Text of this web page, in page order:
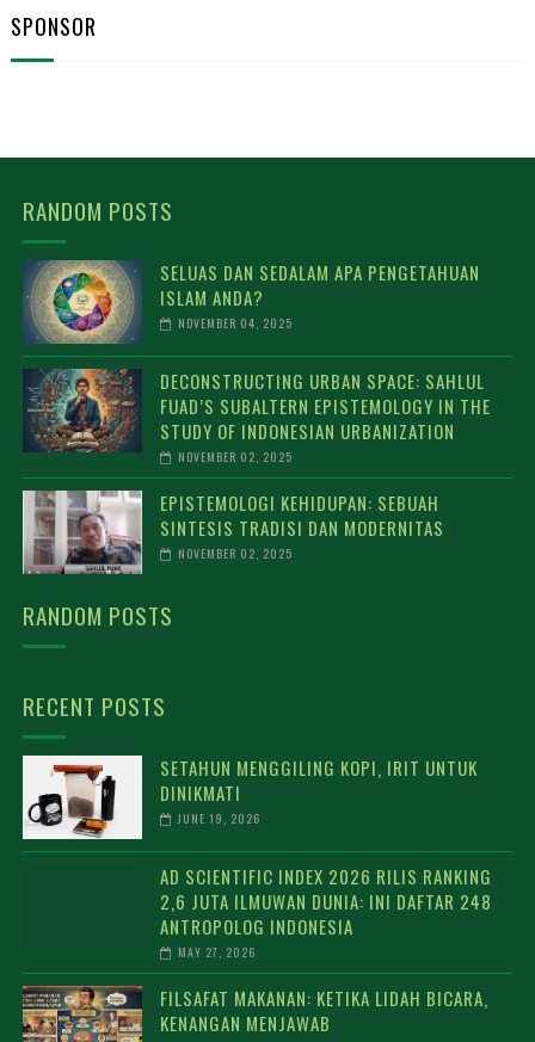
SPONSOR
RANDOM POSTS
SELUAS DAN SEDALAM APA PENGETAHUAN
ISLAM ANDA?
NOVEMBER 04, 2025
DECONSTRUCTING URBAN SPACE: SAHLUL
FUAD’S SUBALTERN EPISTEMOLOGY IN THE
STUDY OF INDONESIAN URBANIZATION
NOVEMBER 02, 2025
EPISTEMOLOGI KEHIDUPAN: SEBUAH
SINTESIS TRADISI DAN MODERNITAS
NOVEMBER 02, 2025
RANDOM POSTS
RECENT POSTS
SETAHUN MENGGILING KOPI, IRIT UNTUK
DINIKMATI
JUNE 19, 2026
AD SCIENTIFIC INDEX 2026 RILIS RANKING
2,6 JUTA ILMUWAN DUNIA: INI DAFTAR 248
ANTROPOLOG INDONESIA
MAY 27, 2026
FILSAFAT MAKANAN: KETIKA LIDAH BICARA,
KENANGAN MENJAWAB